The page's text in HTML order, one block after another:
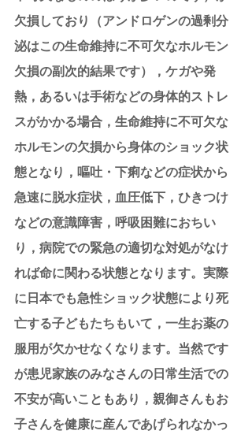
欠損しており（アンドロゲンの過剰分
泌はこの生命維持に不可欠なホルモン
欠損の副次的結果です），ケガや発
熱，あるいは手術などの身体的ストレ
スがかかる場合，生命維持に不可欠な
ホルモンの欠損から身体のショック状
態となり，嘔吐・下痢などの症状から
急速に脱水症状，血圧低下，ひきつけ
などの意識障害，呼吸困難におちい
り，病院での緊急の適切な対処がなけ
れば命に関わる状態となります。実際
に日本でも急性ショック状態により死
亡する子どもたちもいて，一生お薬の
服用が欠かせなくなります。当然です
が患児家族のみなさんの日常生活での
不安が高いこともあり，親御さんもお
子さんを健康に産んであげられなかっ